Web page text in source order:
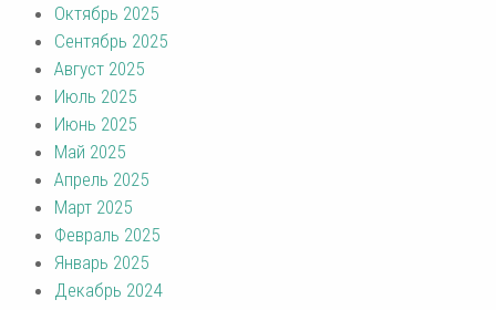
Октябрь 2025
Сентябрь 2025
Август 2025
Июль 2025
Июнь 2025
Май 2025
Апрель 2025
Март 2025
Февраль 2025
Январь 2025
Декабрь 2024